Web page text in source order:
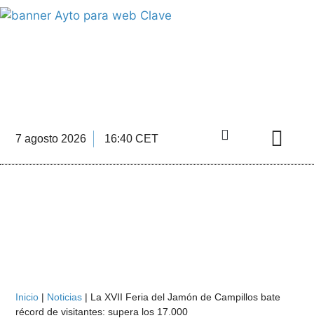
7 agosto 2026 16:40 CET
Inicio | Noticias | La XVII Feria del Jamón de Campillos bate
récord de visitantes: supera los 17.000